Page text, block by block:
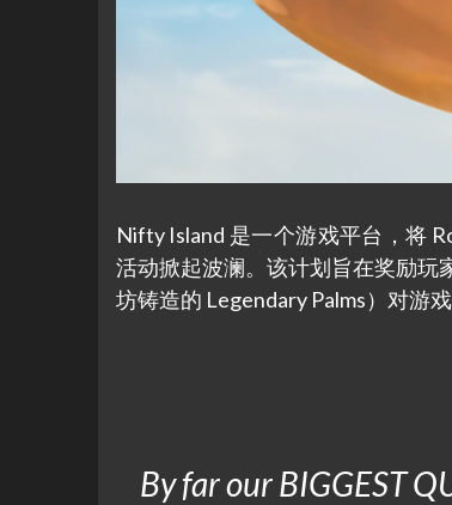
Nifty Island 是一个游戏平台，将
活动掀起波澜。该计划旨在奖励玩
坊铸造的 Legendary Palms）对游
By far our BIGGEST